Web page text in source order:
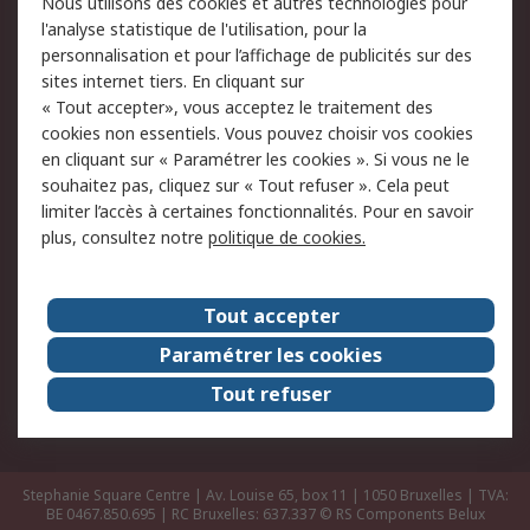
Retours
Support technique
Track & trace
Legal
Politique de cookies
Sécurité des e-mails
Politique de protection
des données - Mise à
jour
Conditions générales
de vente
A propos de RS
Le groupe RS Group
A propos de RS
RS dans le monde
Travaillez chez RS
ESG
Stephanie Square Centre | Av. Louise 65, box 11 | 1050 Bruxelles | TVA:
BE 0467.850.695 | RC Bruxelles: 637.337 © RS Components Belux
l'analyse statistique de l'utilisation, pour la
personnalisation et pour l’affichage de publicités sur des
sites internet tiers. En cliquant sur
« Tout accepter», vous acceptez le traitement des
cookies non essentiels. Vous pouvez choisir vos cookies
en cliquant sur « Paramétrer les cookies ». Si vous ne le
souhaitez pas, cliquez sur « Tout refuser ». Cela peut
limiter l’accès à certaines fonctionnalités. Pour en savoir
plus, consultez notre politique de cookies.
Tout accepter
Paramétrer les cookies
Tout refuser